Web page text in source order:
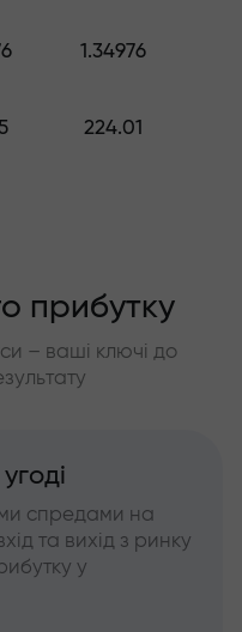
1.34976
224.01
прибутку
– ваші ключі до
спредами на
та вихід з ринку
у